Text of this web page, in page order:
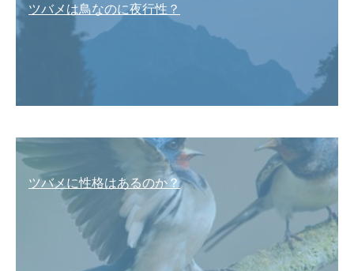
ツバメは鳥なのに夜行性？
ツバメに性格はあるのか？